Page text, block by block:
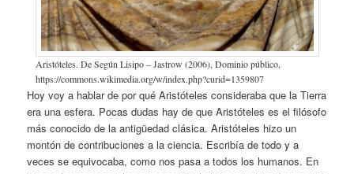
Aristóteles. De Según Lisipo – Jastrow (2006), Dominio público,
https://commons.wikimedia.org/w/index.php?curid=1359807
Hoy voy a hablar de por qué Aristóteles consideraba que la Tierra
era una esfera. Pocas dudas hay de que Aristóteles es el filósofo
más conocido de la antigüedad clásica. Aristóteles hizo un
montón de contribuciones a la ciencia. Escribía de todo y a
veces se equivocaba, como nos pasa a todos los humanos. En